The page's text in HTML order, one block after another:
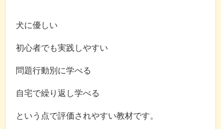
犬に優しい
初心者でも実践しやすい
問題行動別に学べる
自宅で繰り返し学べる
という点で評価されやすい教材です。